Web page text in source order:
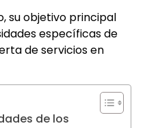
su objetivo principal
específicas de
de servicios en
de los